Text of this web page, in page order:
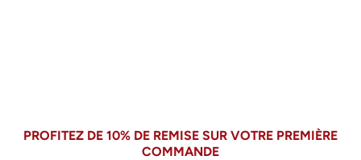
PROFITEZ DE 10% DE REMISE SUR VOTRE PREMIÈRE
COMMANDE